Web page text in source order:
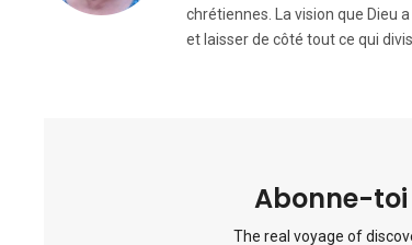
chrétiennes. La vision que Dieu
et laisser de côté tout ce qui
Abonne-
The real voyage of